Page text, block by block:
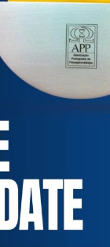
à idade e